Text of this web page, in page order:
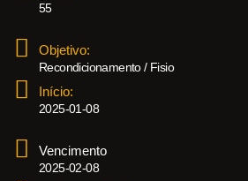
55
Objetivo:
Recondicionamento / Fisio
Início:
2025-01-08
Vencimento
2025-02-08